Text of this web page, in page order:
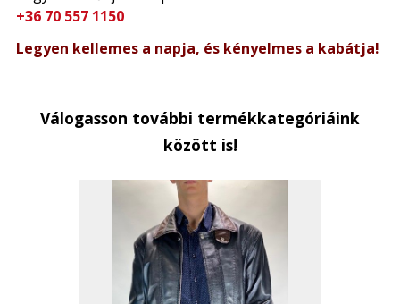
+36 70 557 1150
Legyen kellemes a napja, és kényelmes a kabátja!
Válogasson további termékkategóriáink
között is!